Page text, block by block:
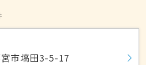
市塙田3-5-17